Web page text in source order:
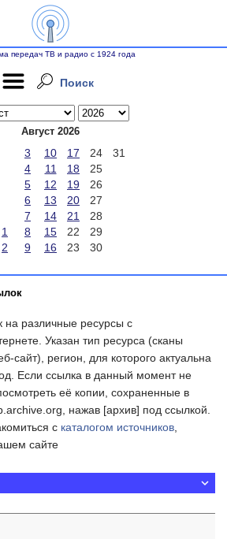
передач ТВ и радио с 1924 года
Поиск
Август 2026
3 10 17 24
31
4 11 18
25
5 12 19
26
6 13 20
27
7 14 21
28
1 8 15 22
29
2 9 16 23 30
на различные ресурсы с
Указан тип ресурса (сканы
сайт), регион, для которого актуальна
Если ссылка в данный момент не
её копии, сохраненные в
нажав [архив] под ссылкой.
с каталогом источников
сайте